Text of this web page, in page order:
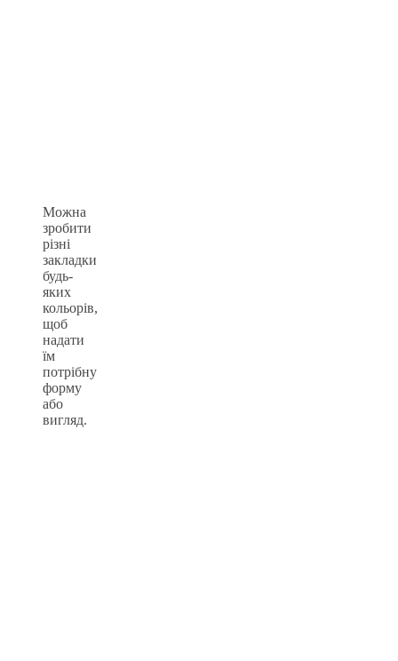
Можна
зробити
різні
закладки
будь-
яких
кольорів,
щоб
надати
їм
потрібну
форму
або
вигляд.